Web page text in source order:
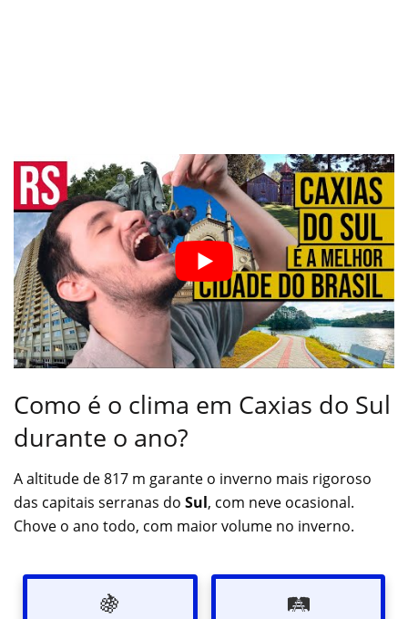
Como é o clima em Caxias do Sul
durante o ano?
A altitude de 817 m garante o inverno mais rigoroso
das capitais serranas do Sul, com neve ocasional.
Chove o ano todo, com maior volume no inverno.
🍇 🛤️